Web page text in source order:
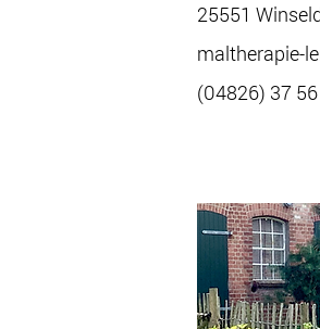
25551
maltherapie-
(04826) 37